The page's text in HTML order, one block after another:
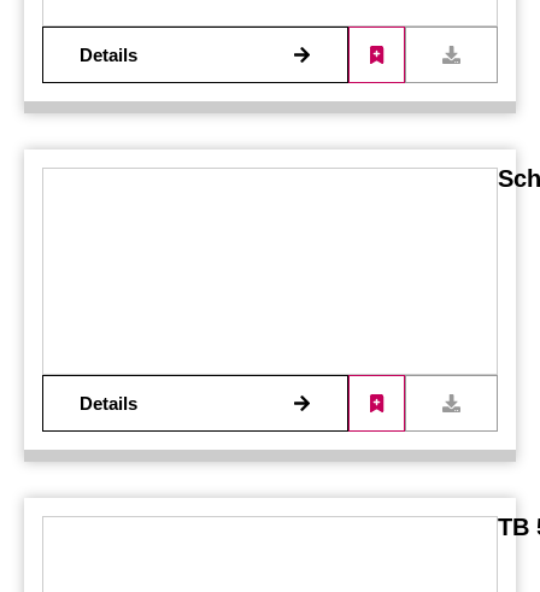
Details
Details
TB